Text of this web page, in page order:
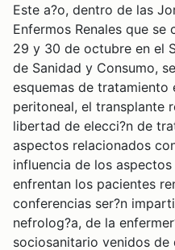
Este a?o, dentro de las
Enfermos Renales que se
29 y 30 de octubre en el
de Sanidad y Consumo,
esquemas de tratamiento
peritoneal, el transplante
libertad de elecci?n de
aspectos relacionados
influencia de los
enfrentan los pacientes
conferencias ser?n
nefrolog?a, de la
sociosanitario venidos de